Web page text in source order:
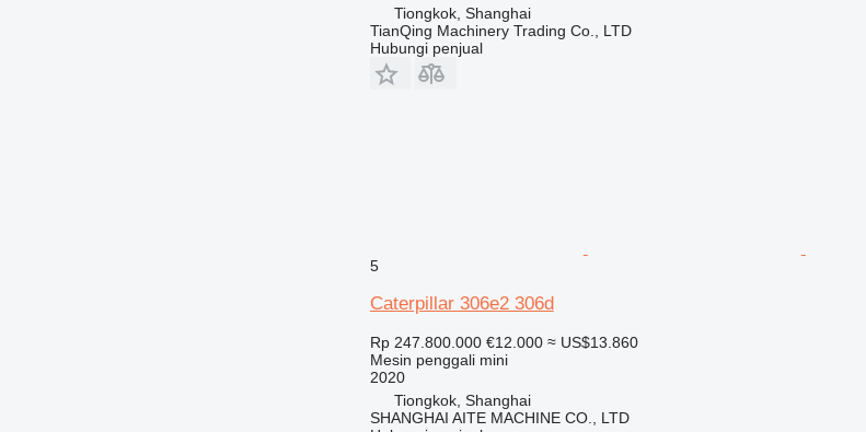
Tiongkok, Shanghai
TianQing Machinery Trading Co., LTD
Hubungi penjual
5
Caterpillar 306e2 306d
Rp 247.800.000 €12.000 ≈ US$13.860
Mesin penggali mini
2020
Tiongkok, Shanghai
SHANGHAI AITE MACHINE CO., LTD